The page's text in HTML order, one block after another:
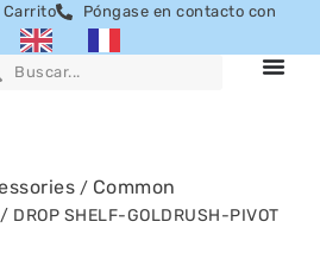
Carrito Póngase en contacto con
/ Common
/ DROP SHELF-GOLDRUSH-PIVOT